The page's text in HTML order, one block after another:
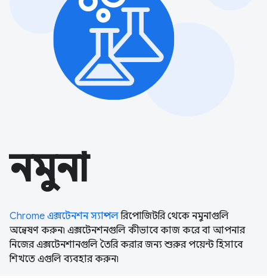
নমুনা
Chrome এক্সটেনশন স্যাম্পলরিপোজিটরি থেকে নমুনাগুলি
অন্বেষণ করুন৷ এক্সটেনশনগুলি কীভাবে কাজ করে বা আপনার
নিজের এক্সটেনশানগুলি তৈরি করার জন্য শুরুর পয়েন্ট হিসাবে
শিখতে এগুলি ব্যবহার করুন৷